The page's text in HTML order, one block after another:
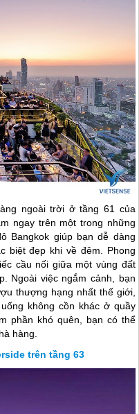
ngoài trời ở tầng 61 của
ngay trên một trong những
Bangkok giúp bạn dễ dàng
biệt đẹp khi về đêm. Phong
cầu nối giữa một vùng đất
Ngoài việc ngắm cảnh, bạn
thượng hạng nhất thế giới,
không cồn khác ở quầy
phần khó quên, bạn có thể
hàng.
trên tầng 63